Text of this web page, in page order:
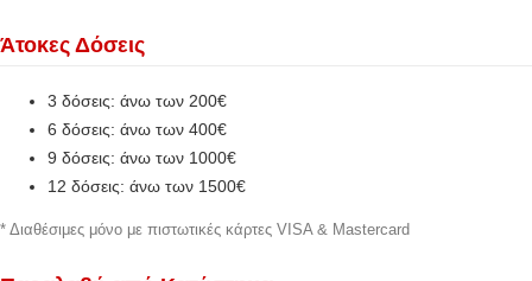
Άτοκες Δόσεις
3 δόσεις: άνω των 200€
6 δόσεις: άνω των 400€
9 δόσεις: άνω των 1000€
12 δόσεις: άνω των 1500€
* Διαθέσιμες μόνο με πιστωτικές κάρτες VISA & Mastercard